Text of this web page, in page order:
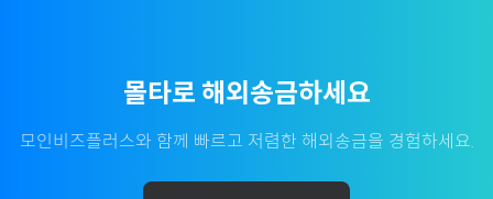
몰타로 해외송금하세요
모인비즈플러스와 함께 빠르고 저렴한 해외송금을 경험하세요.